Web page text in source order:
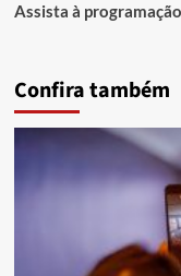
Assista à
Confira também